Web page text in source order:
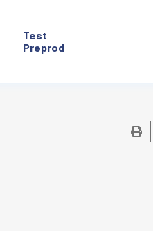
Test
Preprod